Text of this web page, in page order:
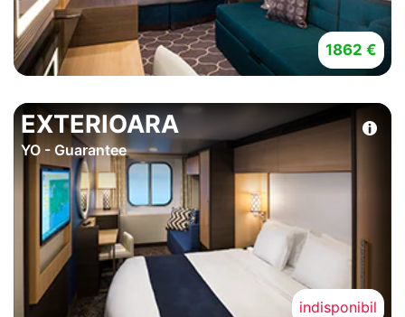
1862 €
EXTERIOARA
YO - Guarantee
indisponibil